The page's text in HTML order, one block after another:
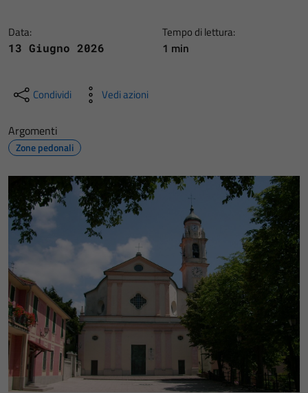
Data:
13 Giugno 2026
Tempo di lettura:
1 min
Condividi Vedi azioni
Argomenti
Zone pedonali